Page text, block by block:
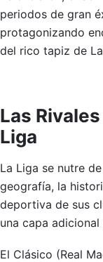
periodos de gran
protagonizando
del rico tapiz de
Las
Liga
La Liga se nutre
geografía, la
deportiva de sus
una capa
El Clásico (Real